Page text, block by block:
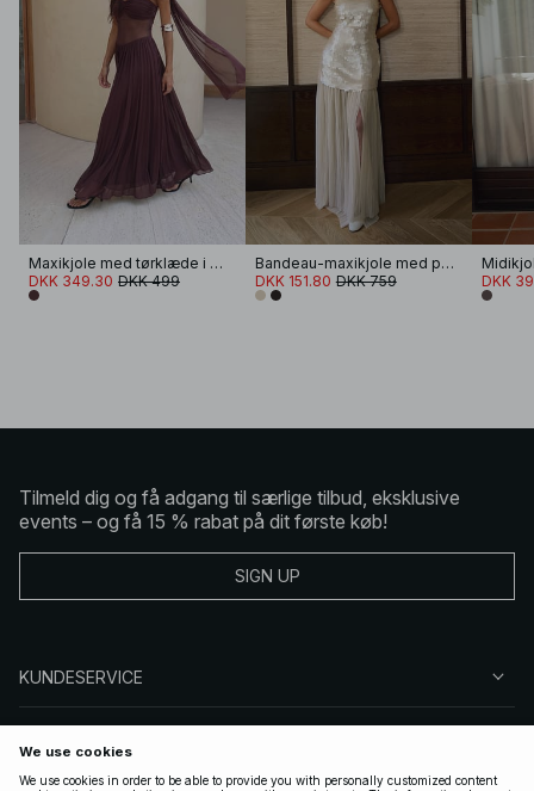
Maxikjole med tørklæde i mesh
DKK 349.30 DKK 499
Bandeau-maxikjole med pailletter
DKK 151.80 DKK 759 DKK
Tilmeld dig og få adgang til særlige tilbud, eksklusive
events – og få 15 % rabat på dit første køb!
SIGN UP
KUNDESERVICE